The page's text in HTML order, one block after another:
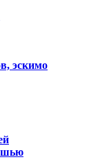
эскимо